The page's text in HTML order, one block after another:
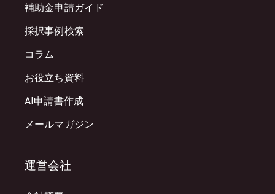
補助金申請ガイド
採択事例検索
コラム
お役立ち資料
AI申請書作成
メールマガジン
運営会社